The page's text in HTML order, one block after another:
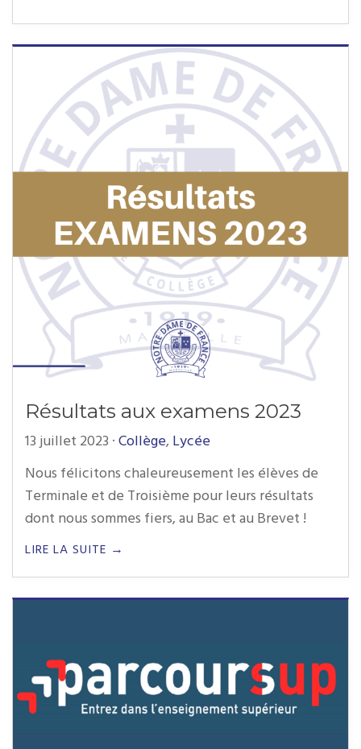
Résultats aux examens 2023
13 juillet 2023 · Collège, Lycée
Nous félicitons chaleureusement les élèves de
Terminale et de Troisième pour leurs résultats
dont nous sommes fiers, au Bac et au Brevet !
LIRE LA SUITE →